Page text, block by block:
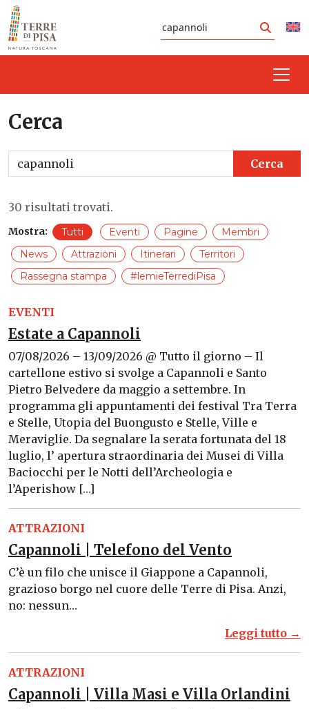
Vai al contenuto
Cerca
Cerca
Cerca
30 risultati trovati.
Mostra: Tutti Eventi Pagine
Membri
News
Attrazioni Itinerari
Territori
Rassegna stampa
#lemieTerrediPisa
EVENTI
Estate a Capannoli
07/08/2026 – 13/09/2026 @ Tutto il giorno – Il
cartellone estivo si svolge a Capannoli e Santo
Pietro Belvedere da maggio a settembre. In
programma gli appuntamenti dei festival Tra Terra
e Stelle, Utopia del Buongusto e Stelle, Ville e
Meraviglie. Da segnalare la serata fortunata del 18
luglio, l’ apertura straordinaria dei Musei di Villa
Baciocchi per le Notti dell’Archeologia e
l’Aperishow […]
ATTRAZIONI
Capannoli | Telefono del Vento
C’è un filo che unisce il Giappone a Capannoli,
grazioso borgo nel cuore delle Terre di Pisa. Anzi,
no: nessun…
Leggi tutto →
ATTRAZIONI
Capannoli | Villa Masi e Villa Orlandini